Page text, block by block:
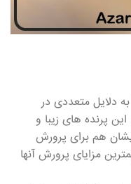
دلایل متعددی در
پرنده های زیبا و
هم برای پرورش
مزایای پرورش آنها